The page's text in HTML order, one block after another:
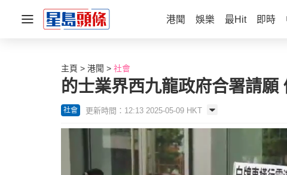
港聞 娛樂 最Hit 即時
主頁 港聞 社會
的士業界西九龍政府合署請
社會 更新時間：12:13 2025-05-09 HKT